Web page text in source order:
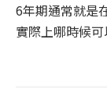
6年期通常就是
實際上哪時候